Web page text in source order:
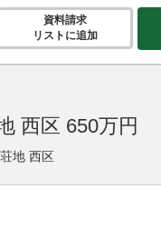
資料請求
リストに追加
西区 650万円
地 西区